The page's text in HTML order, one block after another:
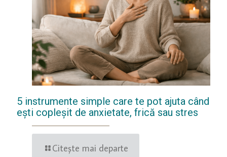
5 instrumente simple care te pot ajuta când
ești copleșit de anxietate, frică sau stres
Citește mai departe